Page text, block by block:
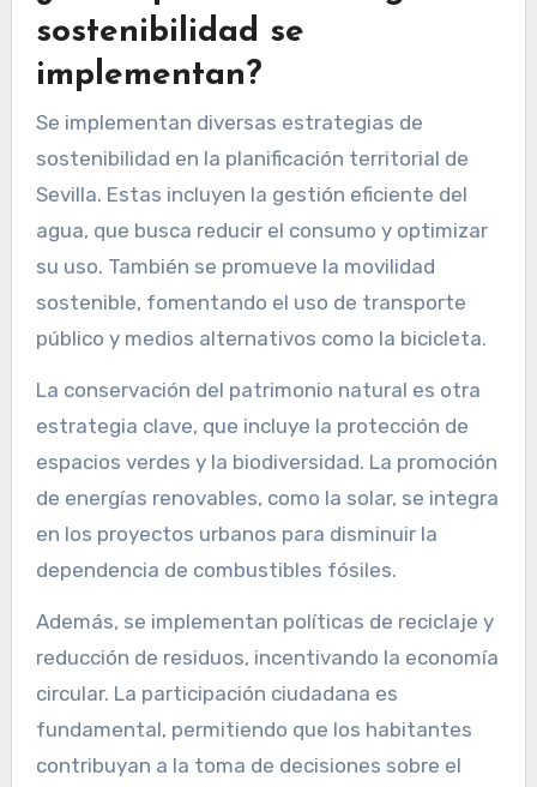
sostenibilidad se
implementan?
Se implementan diversas estrategias de
sostenibilidad en la planificación territorial de
Sevilla. Estas incluyen la gestión eficiente del
agua, que busca reducir el consumo y optimizar
su uso. También se promueve la movilidad
sostenible, fomentando el uso de transporte
público y medios alternativos como la bicicleta.
La conservación del patrimonio natural es otra
estrategia clave, que incluye la protección de
espacios verdes y la biodiversidad. La promoción
de energías renovables, como la solar, se integra
en los proyectos urbanos para disminuir la
dependencia de combustibles fósiles.
Además, se implementan políticas de reciclaje y
reducción de residuos, incentivando la economía
circular. La participación ciudadana es
fundamental, permitiendo que los habitantes
contribuyan a la toma de decisiones sobre el